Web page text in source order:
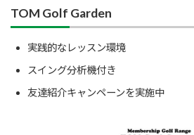
TOM Golf Garden
実践的なレッスン環境
スイング分析機付き
友達紹介キャンペーンを実施中